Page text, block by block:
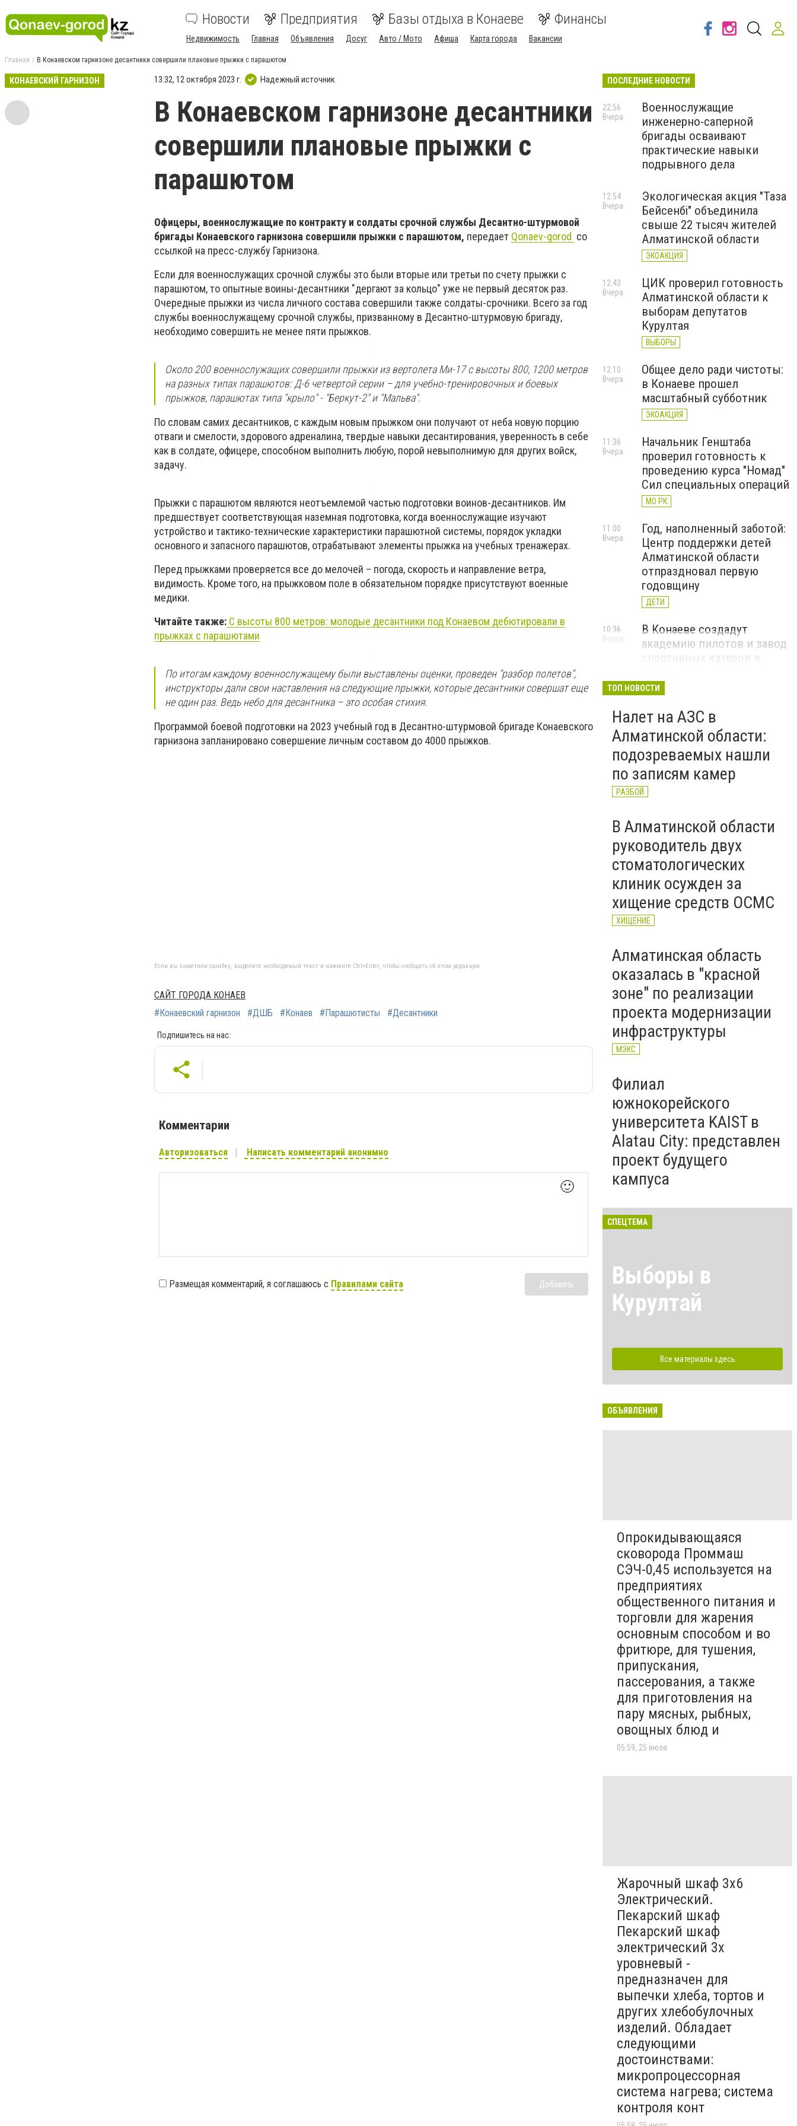
Новости Предприятия Базы отдыха в Конаеве Финансы
Недвижимость Главная Объявления Досуг Авто / Мото Афиша Карта города Вакансии
Главная В Конаевском гарнизоне десантники совершили плановые прыжки с парашютом
КОНАЕВСКИЙ ГАРНИЗОН 13:32, 12 октября 2023 г. Надежный источник
В Конаевском гарнизоне десантники
совершили плановые прыжки с
парашютом
Офицеры, военнослужащие по контракту и солдаты срочной службы Десантно-штурмовой
бригады Конаевского гарнизона совершили прыжки с парашютом, передает Qonaev-gorod со
ссылкой на пресс-службу Гарнизона.
Если для военнослужащих срочной службы это были вторые или третьи по счету прыжки с
парашютом, то опытные воины-десантники "дергают за кольцо" уже не первый десяток раз.
Очередные прыжки из числа личного состава совершили также солдаты-срочники. Всего за год
службы военнослужащему срочной службы, призванному в Десантно-штурмовую бригаду,
необходимо совершить не менее пяти прыжков.
Около 200 военнослужащих совершили прыжки из вертолета Ми-17 с высоты 800, 1200 метров
на разных типах парашютов: Д-6 четвертой серии – для учебно-тренировочных и боевых
прыжков, парашютах типа "крыло" - "Беркут-2" и "Мальва".
По словам самих десантников, с каждым новым прыжком они получают от неба новую порцию
отваги и смелости, здорового адреналина, твердые навыки десантирования, уверенность в себе
как в солдате, офицере, способном выполнить любую, порой невыполнимую для других войск,
задачу.
Прыжки с парашютом являются неотъемлемой частью подготовки воинов-десантников. Им
предшествует соответствующая наземная подготовка, когда военнослужащие изучают
устройство и тактико-технические характеристики парашютной системы, порядок укладки
основного и запасного парашютов, отрабатывают элементы прыжка на учебных тренажерах.
Перед прыжками проверяется все до мелочей – погода, скорость и направление ветра,
видимость. Кроме того, на прыжковом поле в обязательном порядке присутствуют военные
медики.
Читайте также: С высоты 800 метров: молодые десантники под Конаевом дебютировали в
прыжках с парашютами
По итогам каждому военнослужащему были выставлены оценки, проведен "разбор полетов",
инструкторы дали свои наставления на следующие прыжки, которые десантники совершат еще
не один раз. Ведь небо для десантника – это особая стихия.
Программой боевой подготовки на 2023 учебный год в Десантно-штурмовой бригаде Конаевского
гарнизона запланировано совершение личным составом до 4000 прыжков.
Если вы заметили ошибку, выделите необходимый текст и нажмите Ctrl+Enter, чтобы сообщить об этом редакции
САЙТ ГОРОДА КОНАЕВ
#Конаевский гарнизон
#ДШБ #Конаев #Парашютисты #Десантники
Подпишитесь на нас:
Комментарии
Авторизоваться Написать комментарий анонимно
🙂
Размещая комментарий, я соглашаюсь с Правилами сайта Добавить
ПОСЛЕДНИЕ НОВОСТИ
Военнослужащие
инженерно-саперной
бригады осваивают
практические навыки
подрывного дела
22:56
Вчера
Экологическая акция "Таза
Бейсенбі" объединила
свыше 22 тысяч жителей
Алматинской области
ЭКОАКЦИЯ
12:54
Вчера
ЦИК проверил готовность
Алматинской области к
выборам депутатов
Курултая
ВЫБОРЫ
12:43
Вчера
Общее дело ради чистоты:
в Конаеве прошел
масштабный субботник
ЭКОАКЦИЯ
12:10
Вчера
Начальник Генштаба
проверил готовность к
проведению курса "Номад"
Сил специальных операций
МО РК
11:36
Вчера
Год, наполненный заботой:
Центр поддержки детей
Алматинской области
отпраздновал первую
годовщину
ДЕТИ
11:00
Вчера
В Конаеве создадут
академию пилотов и завод
спортивных катеров в
H2O
10:36
Вчера
В Алатау планируют
реализовать пилотный
проект по производству
"зеленого" авиатоплива
НОВОСТИ КОМПАНИЙ
11:56
5 августа
ТОП НОВОСТИ
Налет на АЗС в
Алматинской области:
подозреваемых нашли
по записям камер
РАЗБОЙ
В Алматинской области
руководитель двух
стоматологических
клиник осужден за
хищение средств ОСМС
ХИЩЕНИЕ
Алматинская область
оказалась в "красной
зоне" по реализации
проекта модернизации
инфраструктуры
МЭКС
Филиал
южнокорейского
университета KAIST в
Alatau City: представлен
проект будущего
кампуса
СПЕЦТЕМА
Выборы в
Курултай
Все материалы здесь
ОБЪЯВЛЕНИЯ
Опрокидывающаяся
сковорода Проммаш
СЭЧ-0,45 используется на
предприятиях
общественного питания и
торговли для жарения
основным способом и во
фритюре, для тушения,
припускания,
пассерования, а также
для приготовления на
пару мясных, рыбных,
овощных блюд и
05:59, 25 июля
Жарочный шкаф 3х6
Электрический.
Пекарский шкаф
Пекарский шкаф
электрический 3х
уровневый -
предназначен для
выпечки хлеба, тортов и
других хлебобулочных
изделий. Обладает
следующими
достоинствами:
микропроцессорная
система нагрева; система
контроля конт